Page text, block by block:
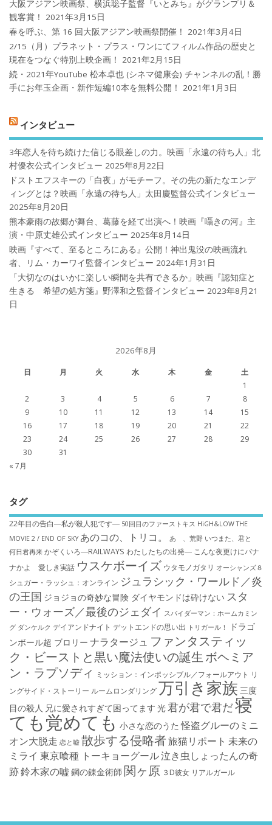
大阪アジアン映画祭、横浜聡子監督『いとみち』がグランプリ＆
観客賞！
2021年3月15日
春を呼ぶ、第 16 回大阪アジアン映画祭開催！
2021年3月4日
2/15（月）プラネット・プラス・ワンにてフィルム作品の歴史と
現在をつなぐ特別上映企画！
2021年2月15日
続・2021年YouTube 松本卓也 (シネマ健康会) チャンネルの乱！勝
手にお年玉企画・新作短編10本を無料公開！
2021年1月3日
インタビュー
3年恋人を待ち続けた信じる眼差しの力。映画「永遠の待ち人」北
村優衣公式インタビュー 2025年8月22日
ドストエフスキーの「白夜」がモチーフ。その先の新たなエンデ
ィングとは？映画「永遠の待ち人」太田慶監督公式インタビュー
2025年8月20日
熊本豪雨の故郷が舞台、葛藤を経て出演へ！映画『囁きの河』主
演・中原丈雄公式インタビュー 2025年8月14日
映画『すべて、至るところにある』公開！神出鬼没の映画流れ
者、リム・カーワイ監督インタビュー 2024年1月31日
「大切なのはいかに楽しい瞬間を共有できるか」映画『認知症と
生きる 希望の処方箋』野澤和之監督インタビュー 2023年8月21
日
2026年8月
日 月 火 水 木 金
土
1
2
3 4 5 6 7
8
9
10 11 12 13 14
15
16
17 18 19 20 21
22
23
24 25 26 27 28
29
30
31
« 7月
タグ
22年目の告白―私が殺人犯です― 50回目のファーストキス HiGH&LOW THE
MOVIE 2 / END OF SKY あのコの、トリコ。 あゝ、荒野 いつまた、君と
何日君再来 かぞくいろ―RAILWAYS わたしたちの出発― こんな夜更けにバナ
ナかよ 愛しき実話 ウスケボーイズ ウタモノガタリ オーシャンズ８
シュガー・ラッシュ：オ​ンライン ジュラシック・ワールド／炎
の王国 ジョジョの奇妙な冒険 ダイヤモンドは砕けない スタ
ー・ウォーズ／最後のジェダイ スパイダーマン：ホームカミン
グ ダンケルク デイアンドナイト デットエンドの思い出 トリガール！
ドラゴ
ンボール超 ブロリー ナラタージュ ファンタスティッ
ク・ビーストと黒い魔法使いの誕生 ボヘミア
ン・ラプソディ ミッション：インポッシブル／フォールアウト リ
ングサイド・ストーリー ルームロンダリング万引き家族 三度
目の殺人 兄に愛されすぎて困ってます 光君が君で君だ寝
ても覚めても 小さな恋のうた 怪盗グルーのミニ
オン大脱走 恋と嘘 散歩する侵略者旅猫リポート 未来の
ミライ 東京喰種 トーキョーグール泣き虫しょったんの奇
跡鈴木家の嘘 鋼の錬金術師 関ヶ原 ３D彼女 リアルガール